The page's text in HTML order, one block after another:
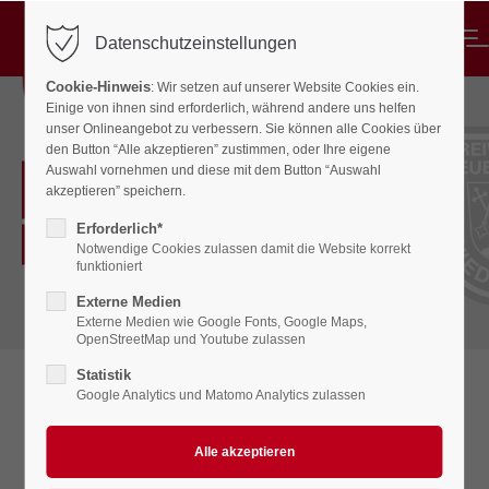
Login
Benutzername
Passwort
Anmelden
Register| Lost your password?
Support
Lorem ipsum dolor sit amet:
Unsere Ehrenmitglieder
FREIWILLIGE FEUERWEHR NIEDERKAM
Ehrenmitglieder
Datenschutzeinstellungen
Cookie-Hinweis: Wir setzen auf unserer Website Cookies ein.
Einige von ihnen sind erforderlich, während andere uns helfen
unser Onlineangebot zu verbessern. Sie können alle Cookies über
den Button “Alle akzeptieren” zustimmen, oder Ihre eigene
Auswahl vornehmen und diese mit dem Button “Auswahl
akzeptieren” speichern.
Erforderlich*
Notwendige Cookies zulassen damit die Website korrekt
funktioniert
Externe Medien
Externe Medien wie Google Fonts, Google Maps,
OpenStreetMap und Youtube zulassen
Statistik
Google Analytics und Matomo Analytics zulassen